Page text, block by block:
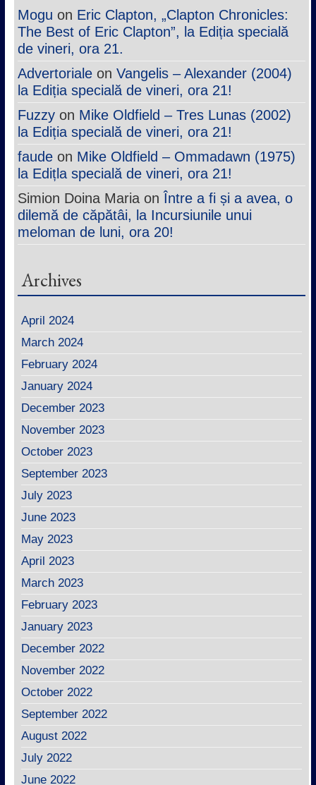
Mogu on Eric Clapton, „Clapton Chronicles:
The Best of Eric Clapton”, la Ediția specială
de vineri, ora 21.
Advertorialeon Vangelis – Alexander (2004)
la Ediția specială de vineri, ora 21!
Fuzzyon Mike Oldfield – Tres Lunas (2002)
la Ediția specială de vineri, ora 21!
faudeon Mike Oldfield – Ommadawn (1975)
la Edițla specială de vineri, ora 21!
Simion Doina MariaonÎntre a fi și a avea, o
dilemă de căpătâi, la Incursiunile unui
meloman de luni, ora 20!
Archives
April 2024
March 2024
February 2024
January 2024
December 2023
November 2023
October 2023
September 2023
July 2023
June 2023
May 2023
April 2023
March 2023
February 2023
January 2023
December 2022
November 2022
October 2022
September 2022
August 2022
July 2022
June 2022